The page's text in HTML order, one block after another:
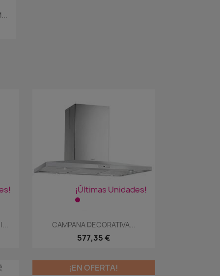
¡Últimas Unidades!
Vista rápida
CAMPANA DECORATIVA...
577,35 €
¡EN OFERTA!